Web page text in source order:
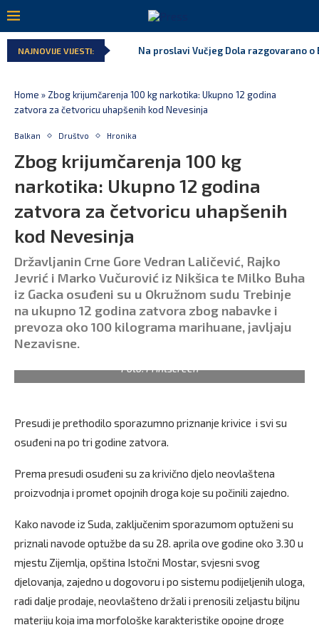
NAJNOVIJE VIJESTI: Na proslavi Vučjeg Dola razgovarano
Home » Zbog krijumčarenja 100 kg narkotika: Ukupno 12 godina
zatvora za četvoricu uhapšenih kod Nevesinja
Balkan Društvo Hronika
Zbog krijumčarenja 100 kg
narkotika: Ukupno 12 godina
zatvora za četvoricu uhapšenih
kod Nevesinja
Državljanin Crne Gore Vedran Laličević, Rajko
Jevrić i Marko Vučurović iz Nikšica te Milko Buha
iz Gacka osuđeni su u Okružnom sudu Trebinje
na ukupno 12 godina zatvora zbog nabavke i
prevoza oko 100 kilograma marihuane, javljaju
Nezavisne.
Foto: Printscreen
Presudi je prethodilo sporazumno priznanje krivice i svi su
osuđeni na po tri godine zatvora.
Prema presudi osuđeni su za krivično djelo neovlaštena
proizvodnja i promet opojnih droga koje su počinili zajedno.
Kako navode iz Suda, zaključenim sporazumom optuženi su
priznali navode optužbe da su 28. aprila ove godine oko 3.30 u
mjestu Zijemlja, opština Istočni Mostar, svjesni svog
djelovanja, zajedno u dogovoru i po sistemu podijeljenih uloga,
radi dalje prodaje, neovlašteno držali i prenosili zeljastu biljnu
materiju koja ima morfološke karakteristike opojne droge